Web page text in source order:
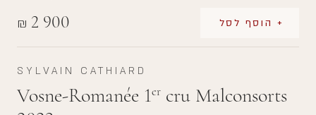
₪ 2 900 + הוסף לסל
SYLVAIN CATHIARD
Vosne-Romanée 1er cru Malconsorts